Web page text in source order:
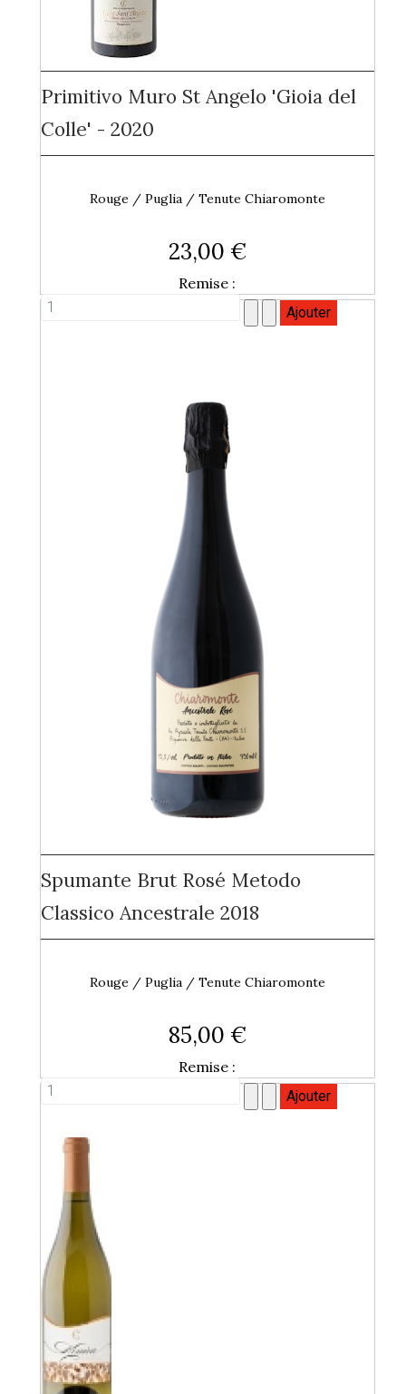
Primitivo Muro St Angelo 'Gioia del
Colle' - 2020
Rouge / Puglia / Tenute Chiaromonte
23,00 €
Remise :
Spumante Brut Rosé Metodo
Classico Ancestrale 2018
Rouge / Puglia / Tenute Chiaromonte
85,00 €
Remise :